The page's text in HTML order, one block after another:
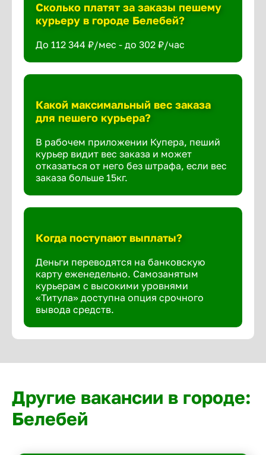
Сколько платят за заказы пешему
курьеру в городе Белебей?
До 112 344 ₽/мес - до 302 ₽/час
Какой максимальный вес заказа
для пешего курьера?
В рабочем приложении Купера, пеший
курьер видит вес заказа и может
отказаться от него без штрафа, если вес
заказа больше 15кг.
Когда поступают выплаты?
Деньги переводятся на банковскую
карту еженедельно. Самозанятым
курьерам с высокими уровнями
«Титула» доступна опция срочного
вывода средств.
Другие вакансии в городе:
Белебей